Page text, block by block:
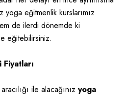
yoga eğitmenlik kurslarımız
de ilerdi dönemde ki
eğitebilirsiniz.
ile alacağınız yoga